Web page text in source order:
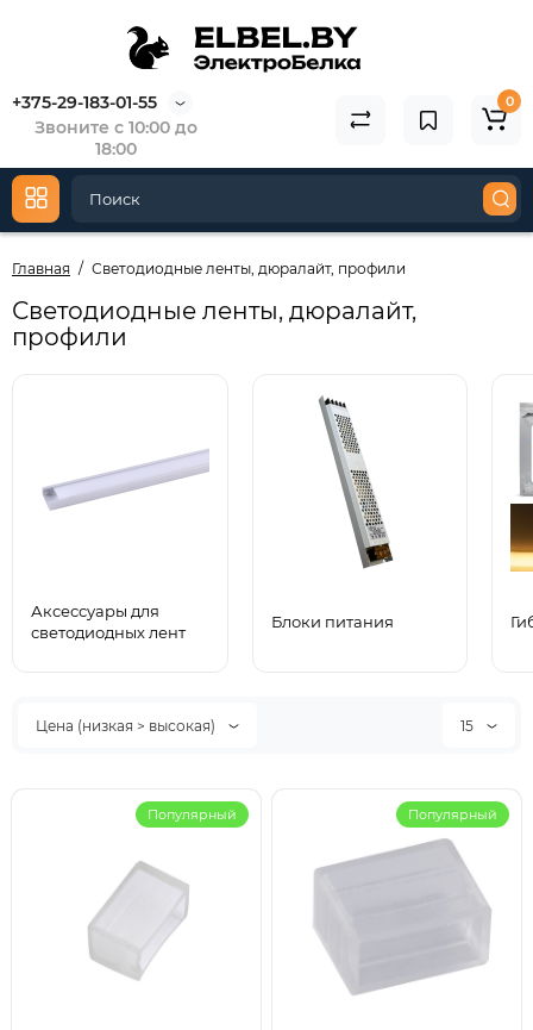
+375-29-183-01-55
Звоните с 10:00 до
18:00
0
Главная Светодиодные ленты, дюралайт, профили
Светодиодные ленты, дюралайт,
профили
Аксессуары для
светодиодных лент
Блоки питания
Цена (низкая > высокая) 15
Популярный Популярный